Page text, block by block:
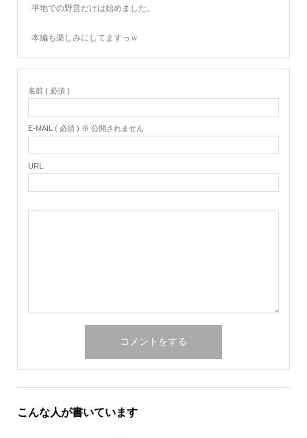
平地での野営だけは始めました。
本編も楽しみにしてますっｗ
名前 ( 必須 )
E-MAIL ( 必須 ) ※ 公開されません
URL
こんな人が書いています